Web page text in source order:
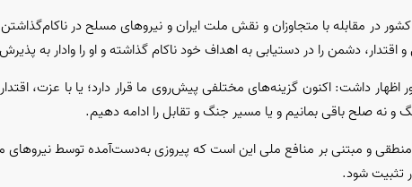
کشور در مقابله با متجاوزان و نقش ملت ایران و نیرو‌های مسلح در
اقتدار، دشمن را در دستیابی به اهداف خود ناکام گذاشته و او را وادار به
داشت: اکنون گزینه‌های مختلفی پیش‌روی ما قرار دارد؛ یا با عزت،
و نه صلح باقی بمانیم و یا مسیر جنگ و تقابل را ادامه دهیم.
و مبتنی بر منافع ملی این است که پیروزی به‌دست‌آمده توسط نیرو‌های
تثبیت شود.